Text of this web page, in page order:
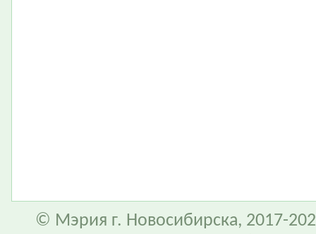
© Мэрия г. Новосибирска, 2017-